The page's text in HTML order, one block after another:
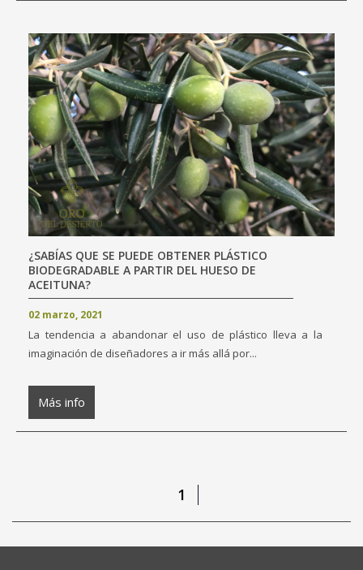
¿SABÍAS QUE SE PUEDE OBTENER PLÁSTICO
BIODEGRADABLE A PARTIR DEL HUESO DE
ACEITUNA?
02 marzo, 2021
La tendencia a abandonar el uso de plástico lleva a la
imaginación de diseñadores a ir más allá por...
Más info
1